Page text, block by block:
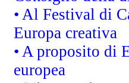
• Al Festival di
Europa creativa
• A proposito di
europea